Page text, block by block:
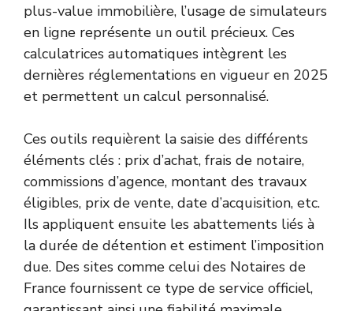
plus-value immobilière, l’usage de simulateurs
en ligne représente un outil précieux. Ces
calculatrices automatiques intègrent les
dernières réglementations en vigueur en 2025
et permettent un calcul personnalisé.
Ces outils requièrent la saisie des différents
éléments clés : prix d’achat, frais de notaire,
commissions d’agence, montant des travaux
éligibles, prix de vente, date d’acquisition, etc.
Ils appliquent ensuite les abattements liés à
la durée de détention et estiment l’imposition
due. Des sites comme celui des Notaires de
France fournissent ce type de service officiel,